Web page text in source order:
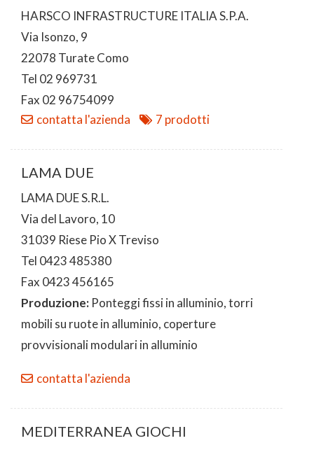
HARSCO INFRASTRUCTURE ITALIA S.P.A.
Via Isonzo, 9
22078 Turate Como
Tel 02 969731
Fax 02 96754099
contatta l'azienda
7 prodotti
LAMA DUE
LAMA DUE S.R.L.
Via del Lavoro, 10
31039 Riese Pio X Treviso
Tel 0423 485380
Fax 0423 456165
Produzione: Ponteggi fissi in alluminio, torri
mobili su ruote in alluminio, coperture
provvisionali modulari in alluminio
contatta l'azienda
MEDITERRANEA GIOCHI